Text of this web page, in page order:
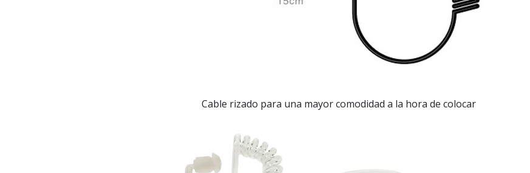
Cable rizado para una mayor comodidad a la hora de colocar